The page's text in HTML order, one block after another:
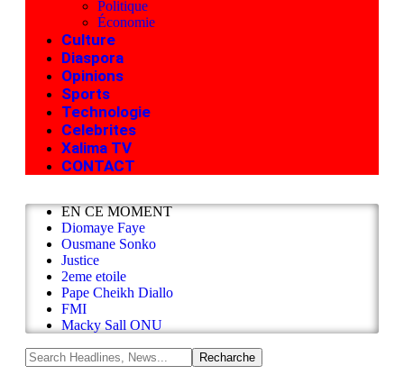
Politique
Économie
Culture
Diaspora
Opinions
Sports
Technologie
Celebrites
Xalima TV
CONTACT
EN CE MOMENT
Diomaye Faye
Ousmane Sonko
Justice
2eme etoile
Pape Cheikh Diallo
FMI
Macky Sall ONU